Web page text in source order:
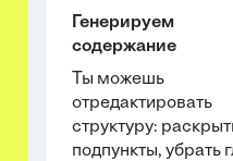
Генерируем
содержание
Ты можешь
отредактировать
структуру:
подпункты, убрать